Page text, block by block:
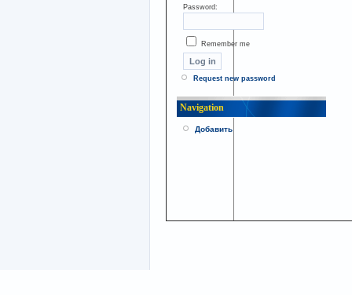
Password:
Remember me
Request new password
Navigation
Добавить